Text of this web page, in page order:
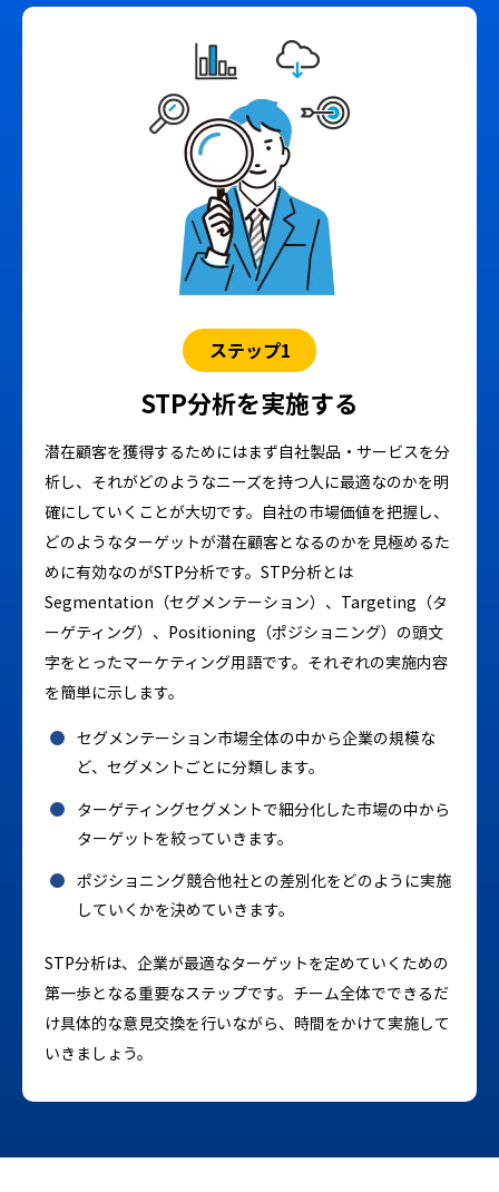
ステップ1
STP分析を実施する
潜在顧客を獲得するためにはまず自社製品・サービスを分
析し、それがどのようなニーズを持つ人に最適なのかを明
確にしていくことが大切です。自社の市場価値を把握し、
どのようなターゲットが潜在顧客となるのかを見極めるた
めに有効なのがSTP分析です。 STP分析とは
Segmentation（セグメンテーション）、Targeting（タ
ーゲティング）、Positioning（ポジショニング）の頭文
字をとったマーケティング用語です。それぞれの実施内容
を簡単に示します。
セグメンテーション市場全体の中から企業の規模な
ど、セグメントごとに分類します。
ターゲティングセグメントで細分化した市場の中から
ターゲットを絞っていきます。
ポジショニング競合他社との差別化をどのように実施
していくかを決めていきます。
STP分析は、企業が最適なターゲットを定めていくための
第一歩となる重要なステップです。チーム全体でできるだ
け具体的な意見交換を行いながら、時間をかけて実施して
いきましょう。